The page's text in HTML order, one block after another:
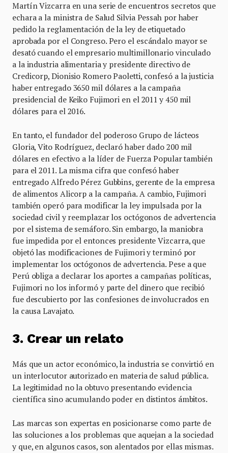
Martín Vizcarra en una serie de encuentros secretos que
echara a la ministra de Salud Silvia Pessah por haber
pedido la reglamentación de la ley de etiquetado
aprobada por el Congreso. Pero el escándalo mayor se
desató cuando el empresario multimillonario vinculado
a la industria alimentaria y presidente directivo de
Credicorp, Dionisio Romero Paoletti, confesó a la justicia
haber entregado 3650 mil dólares a la campaña
presidencial de Keiko Fujimori en el 2011 y 450 mil
dólares para el 2016.
En tanto, el fundador del poderoso Grupo de lácteos
Gloria, Vito Rodríguez, declaró haber dado 200 mil
dólares en efectivo a la líder de Fuerza Popular también
para el 2011. La misma cifra que confesó haber
entregado Alfredo Pérez Gubbins, gerente de la empresa
de alimentos Alicorp a la campaña. A cambio, Fujimori
también operó para modificar la ley impulsada por la
sociedad civil y reemplazar los octógonos de advertencia
por el sistema de semáforo. Sin embargo, la maniobra
fue impedida por el entonces presidente Vizcarra, que
objetó las modificaciones de Fujimori y terminó por
implementar los octógonos de advertencia. Pese a que
Perú obliga a declarar los aportes a campañas políticas,
Fujimori no los informó y parte del dinero que recibió
fue descubierto por las confesiones de involucrados en
la causa Lavajato.
3. Crear un relato
Más que un actor económico, la industria se convirtió en
un interlocutor autorizado en materia de salud pública.
La legitimidad no la obtuvo presentando evidencia
científica sino acumulando poder en distintos ámbitos.
Las marcas son expertas en posicionarse como parte de
las soluciones a los problemas que aquejan a la sociedad
y que, en algunos casos, son alentados por ellas mismas.